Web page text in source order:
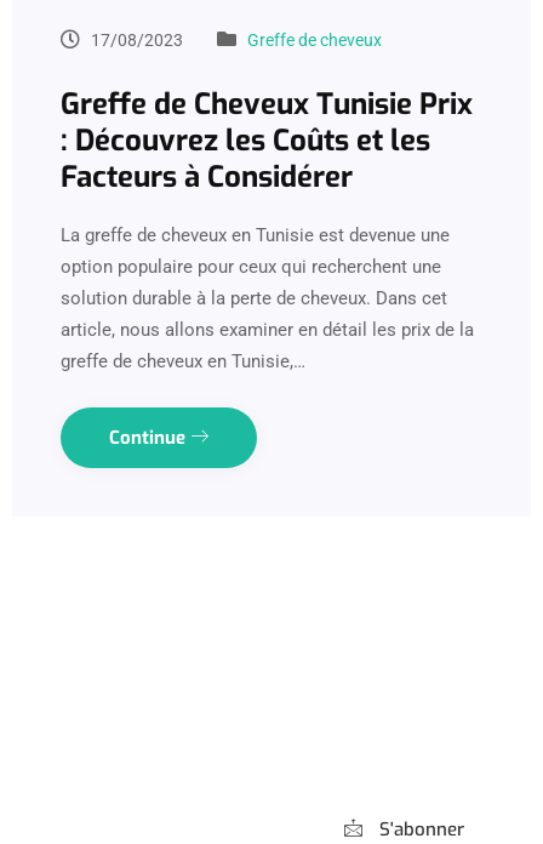
17/08/2023 Greffe de cheveux
Greffe de Cheveux Tunisie Prix
: Découvrez les Coûts et les
Facteurs à Considérer
La greffe de cheveux en Tunisie est devenue une
option populaire pour ceux qui recherchent une
solution durable à la perte de cheveux. Dans cet
article, nous allons examiner en détail les prix de la
greffe de cheveux en Tunisie,…
Continue
S'abonner